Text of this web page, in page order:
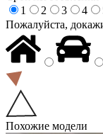
1
2 3 4
Пожалуйста,
Похожие модели